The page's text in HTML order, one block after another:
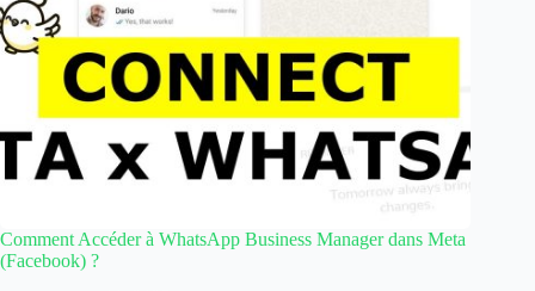
Comment Accéder à WhatsApp Business Manager dans Meta
(Facebook) ?